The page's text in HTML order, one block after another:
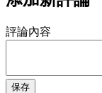
評論內容
保存